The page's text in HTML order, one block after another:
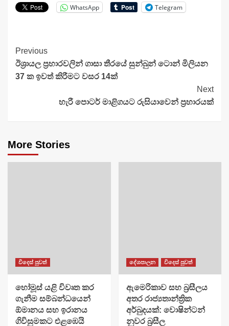
WhatsApp Telegram
Continue
Reading
Previous
ඊශ්‍රා­යල ප්‍රහා­ර­ව­ලින් ගාසා තීරයේ සුන්බුන් ටොන් මිලි­යන
37 ක ඉවත් කිරී­මට වසර 14ක්
Next
හැරී පොටර් මාළිගයට රුසියාවෙන් ප්‍රහාරයක්
More Stories
විදෙස් පුවත්
හෝමූස් යළි විවෘත කර
ගැනීම සම්බන්ධයෙන්
ඕමානය සහ ඉරානය
ගිවිසුමකට එළඹෙයි
දේශපාලන විදෙස් පුවත්
ඇමෙරිකාව සහ බ්‍රසීලය
අතර රාජ්‍යතාන්ත්‍රික
අර්බුදයක්: වොෂින්ටන්
නුවර බ්‍රසීල